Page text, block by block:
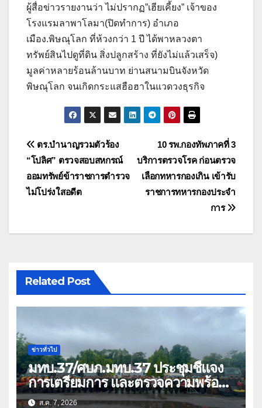
ผู้สื่อข่าวรายงานว่า ไม่ปรากฏ”เฮียเคี้ยง” เจ้าของ
โรงแรมลาพาโลมา(ปิดทำการ) อำเภอ
เมือง.พิษณุโลก ที่ห้วงกว่า 1 ปี ได้พาหลวงตา
ทรัพย์สินไปดูที่ดิน สิ่งปลูกสร้าง ที่ยังไม่แล้วเสร็จ)
มูลค่าหลายร้อนล้านบาท ย่านสนามบินจังหวัด
พิษณุโลก จนเกิดกระแสฮือฮาในแวดวงธุรกิจ
แนะแนว
เรื่อง
10 รพ.กองทัพภาคที่ 3
บริการตรวจโรค ก่อนตรวจ
เลือกทหารกองเกิน เข้ารับ
ราชการทหารกองประจำ
การ
ตร.บำนาญรวมตัวร้อง
“โปลิศ” ตรวจสอบสหกรณ์
ออมทรัพย์ข้าราชการตำรวจ
ไม่โปร่งใสอดีต
Related Post
ข่าวทั่วไป
มทบ.37/ศบภ.มทบ.37 ประชุมชี้แจง
การเตรียมการ และตรวจความพร้อม
ด้านการบรรเทาสาธารณภัย
ส.ค. 7, 2026